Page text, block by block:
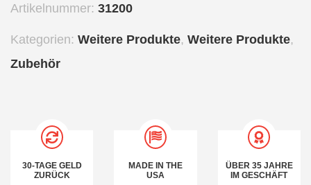
Artikelnummer: 31200
Kategorien: Weitere Produkte, Weitere Produkte,
Zubehör
30-TAGE GELD
ZURÜCK
MADE IN THE
USA
ÜBER 35 JAHRE
IM GESCHÄFT